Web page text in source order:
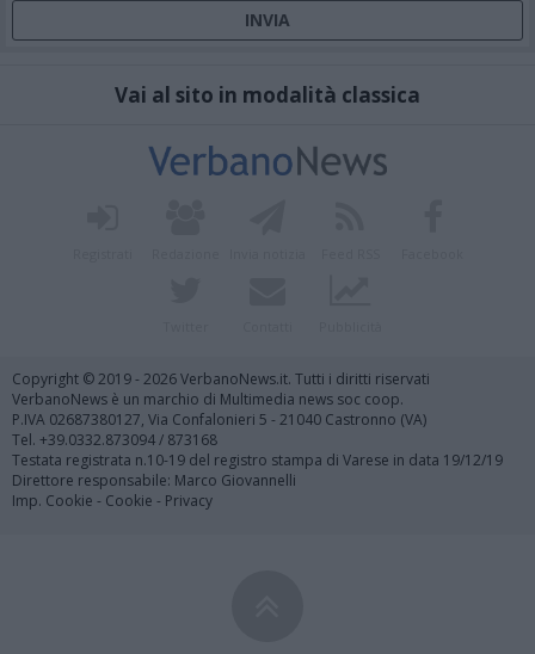
Vai al sito in modalità classica
Copyright © 2019 - 2026 VerbanoNews.it. Tutti i diritti riservati
VerbanoNews è un marchio di Multimedia news soc coop.
P.IVA 02687380127, Via Confalonieri 5 - 21040 Castronno (VA)
Tel. +39.0332.873094 / 873168
Testata registrata n.10-19 del registro stampa di Varese in data 19/12/19
Direttore responsabile: Marco Giovannelli
Imp. Cookie - Cookie - Privacy